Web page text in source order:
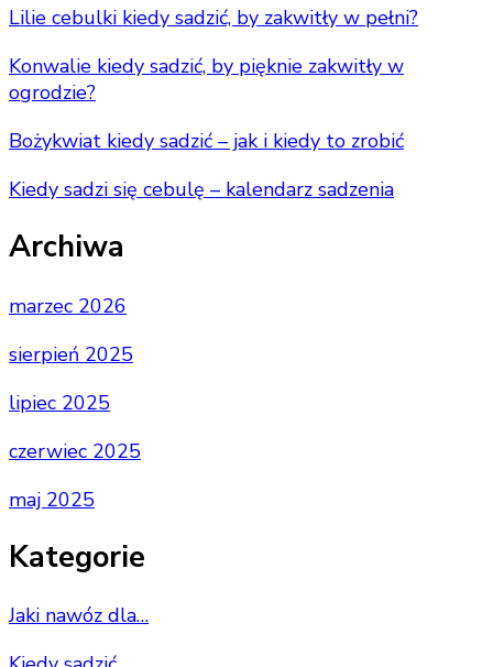
Lilie cebulki kiedy sadzić, by zakwitły w pełni?
Konwalie kiedy sadzić, by pięknie zakwitły w
ogrodzie?
Bożykwiat kiedy sadzić – jak i kiedy to zrobić
Kiedy sadzi się cebulę – kalendarz sadzenia
Archiwa
marzec 2026
sierpień 2025
lipiec 2025
czerwiec 2025
maj 2025
Kategorie
Jaki nawóz dla…